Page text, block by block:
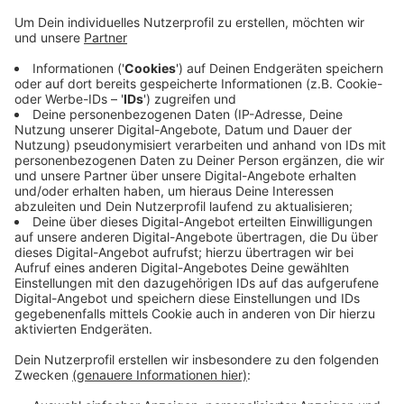
Veröffentlicht:Montag, 05.07.2021 10:14
Anzeige
In den nächsten sechs Wochen werden rund 400
Kinder und Jugendliche auf dem Gelände an der
Tannenbergstraße ihr fußballerisches Können
verbessern und trainieren. Angeleitet wird das Ganze
von professionellen Trainern. Schirmherr der
Fußballschule ist in diesem Jahr Nationalspieler und
Werkself-Kicker Nadiem Amiri.
Anzeige